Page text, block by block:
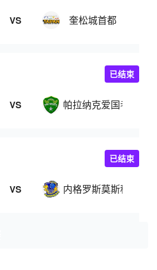
VS 奎松城首都
VS 帕拉纳克爱国者
已结束
VS 内格罗斯莫斯科瓦多
已结束